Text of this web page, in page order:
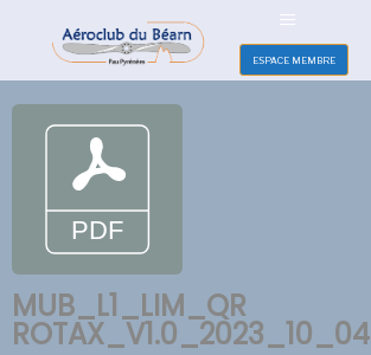
ESPACE MEMBRE
MUB_L1_LIM_QR
ROTAX_V1.0_2023_10_04